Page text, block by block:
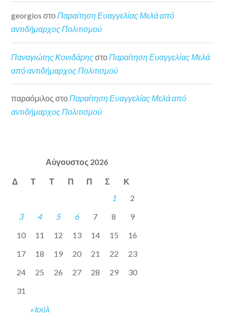
georgios στοΠαραίτηση Ευαγγελίας Μελά από
αντιδήμαρχος Πολιτισμού
Παναγιώτης Κονιδάρηςστο Παραίτηση Ευαγγελίας Μελά
από αντιδήμαρχος Πολιτισμού
παραόμιλος στο Παραίτηση Ευαγγελίας Μελά από
αντιδήμαρχος Πολιτισμού
Αύγουστος 2026
Δ Τ Τ Π Π Σ Κ
« Ιούλ
1
2
3
4 5 6 7 8
9
10
11 12 13 14 15
16
17
18 19 20 21 22
23
24
25 26 27 28 29
30
31